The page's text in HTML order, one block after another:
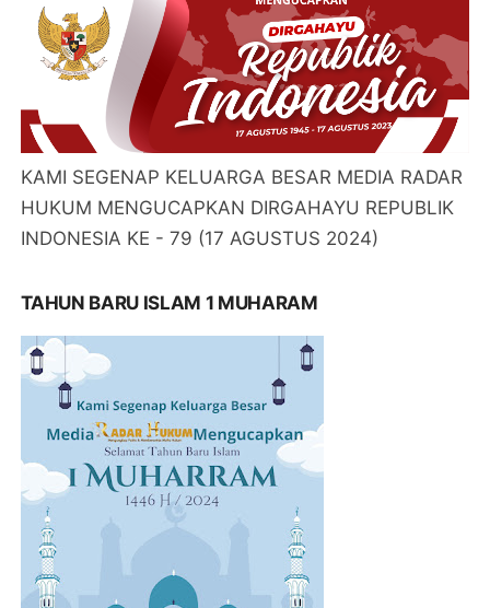
KAMI SEGENAP KELUARGA BESAR MEDIA RADAR
HUKUM MENGUCAPKAN DIRGAHAYU REPUBLIK
INDONESIA KE - 79 (17 AGUSTUS 2024)
TAHUN BARU ISLAM 1 MUHARAM